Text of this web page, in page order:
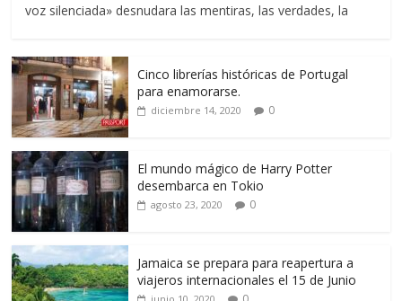
voz silenciada» desnudara las mentiras, las verdades, la
Cinco librerías históricas de Portugal
para enamorarse.
diciembre 14, 2020 0
El mundo mágico de Harry Potter
desembarca en Tokio
agosto 23, 2020 0
Jamaica se prepara para reapertura a
viajeros internacionales el 15 de Junio